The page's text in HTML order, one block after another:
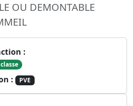
OU DEMONTABLE
:
: PVE